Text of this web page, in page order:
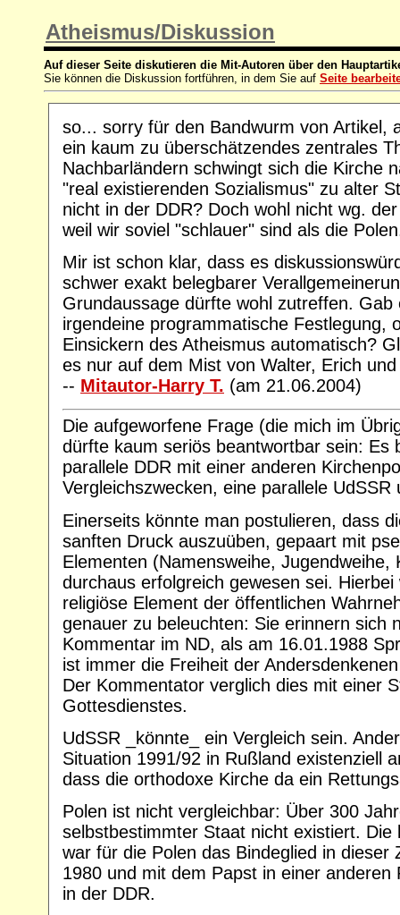
Atheismus/Diskussion
Auf dieser Seite diskutieren die Mit-Autoren über den
Sie können die Diskussion fortführen, in dem Sie auf Seite
so... sorry für den Bandwurm von Artikel,
ein kaum zu überschätzendes zentrales
Nachbarländern schwingt sich die Kirche
"real existierenden Sozialismus" zu alter
nicht in der DDR? Doch wohl nicht wg.
weil wir soviel "schlauer" sind als die
Mir ist schon klar, dass es
schwer exakt belegbarer
Grundaussage dürfte wohl zutreffen. Gab
irgendeine programmatische Festlegung,
Einsickern des Atheismus automatisch?
es nur auf dem Mist von Walter, Erich
-- Mitautor-Harry T. (am 21.06.2004)
Die aufgeworfene Frage (die mich im
dürfte kaum seriös beantwortbar sein: Es
parallele DDR mit einer anderen
Vergleichszwecken, eine parallele UdSSR
Einerseits könnte man postulieren, dass
sanften Druck auszuüben, gepaart mit
Elementen (Namensweihe, Jugendweihe,
durchaus erfolgreich gewesen sei.
religiöse Element der öffentlichen
genauer zu beleuchten: Sie erinnern sich
Kommentar im ND, als am 16.01.1988
ist immer die Freiheit der
Der Kommentator verglich dies mit einer
Gottesdienstes.
UdSSR _könnte_ ein Vergleich sein.
Situation 1991/92 in Rußland existenziell
dass die orthodoxe Kirche da ein
Polen ist nicht vergleichbar: Über 300
selbstbestimmter Staat nicht existiert. Die
war für die Polen das Bindeglied in dieser
1980 und mit dem Papst in einer anderen
in der DDR.